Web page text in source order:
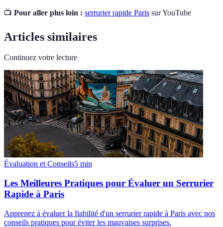
📺 Pour aller plus loin : serrurier rapide Paris sur YouTube
Articles similaires
Continuez votre lecture
Évaluation et Conseils5 min
Les Meilleures Pratiques pour Évaluer un Serrurier
Rapide à Paris
Apprenez à évaluer la fiabilité d'un serrurier rapide à Paris avec nos
conseils pratiques pour éviter les mauvaises surprises.